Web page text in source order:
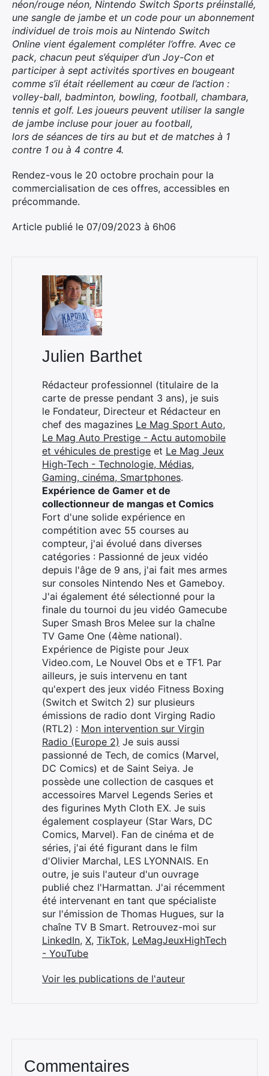
néon/rouge néon, Nintendo Switch Sports préinstallé,
une sangle de jambe et un code pour un abonnement
individuel de trois mois au Nintendo Switch
Online vient également compléter l’offre. Avec ce
pack, chacun peut s’équiper d’un Joy-Con et
participer à sept activités sportives en bougeant
comme s’il était réellement au cœur de l’action :
volley-ball, badminton, bowling, football, chambara,
tennis et golf. Les joueurs peuvent utiliser la sangle
de jambe incluse pour jouer au football,
lors de séances de tirs au but et de matches à 1
contre 1 ou à 4 contre 4.
Rendez-vous le 20 octobre prochain pour la
commercialisation de ces offres, accessibles en
précommande.
Article publié le 07/09/2023 à 6h06
Julien Barthet
Rédacteur professionnel (titulaire de la
carte de presse pendant 3 ans), je suis
le Fondateur, Directeur et Rédacteur en
chef des magazines Le Mag Sport Auto,
Le Mag Auto Prestige - Actu automobile
et véhicules de prestige et Le Mag Jeux
High-Tech - Technologie, Médias,
Gaming, cinéma, Smartphones.
Expérience de Gamer et de
collectionneur de mangas et Comics
Fort d'une solide expérience en
compétition avec 55 courses au
compteur, j'ai évolué dans diverses
catégories : Passionné de jeux vidéo
depuis l'âge de 9 ans, j'ai fait mes armes
sur consoles Nintendo Nes et Gameboy.
J'ai également été sélectionné pour la
finale du tournoi du jeu vidéo Gamecube
Super Smash Bros Melee sur la chaîne
TV Game One (4ème national).
Expérience de Pigiste pour Jeux
Video.com, Le Nouvel Obs et e TF1. Par
ailleurs, je suis intervenu en tant
qu'expert des jeux vidéo Fitness Boxing
(Switch et Switch 2) sur plusieurs
émissions de radio dont Virging Radio
(RTL2) : Mon intervention sur Virgin
Radio (Europe 2) Je suis aussi
passionné de Tech, de comics (Marvel,
DC Comics) et de Saint Seiya. Je
possède une collection de casques et
accessoires Marvel Legends Series et
des figurines Myth Cloth EX. Je suis
également cosplayeur (Star Wars, DC
Comics, Marvel). Fan de cinéma et de
séries, j'ai été figurant dans le film
d'Olivier Marchal, LES LYONNAIS. En
outre, je suis l'auteur d'un ouvrage
publié chez l'Harmattan. J'ai récemment
été intervenant en tant que spécialiste
sur l'émission de Thomas Hugues, sur la
chaîne TV B Smart. Retrouvez-moi sur
LinkedIn, X, TikTok, LeMagJeuxHighTech
- YouTube
Voir les publications de l'auteur
Commentaires
Rechercher